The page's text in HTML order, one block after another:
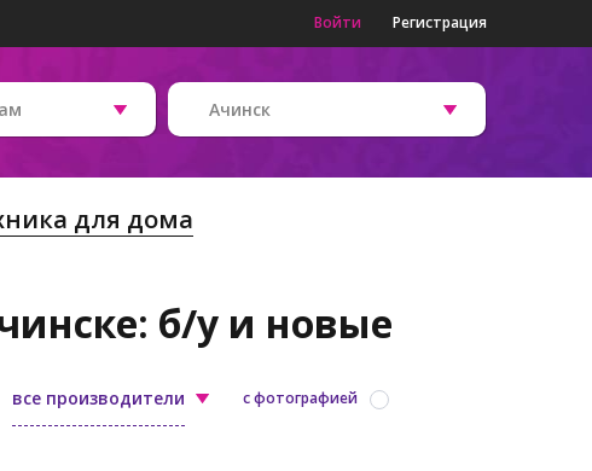
Войти Регистрация
Ачинск
для дома
б/у и новые
все производители с фотографией